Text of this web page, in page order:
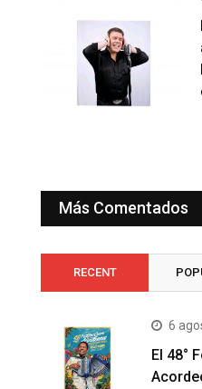
Más Comentados
RECENT
6
El 48°